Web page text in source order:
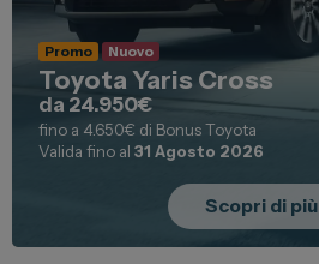
Promo Nuovo
Toyota Yaris Cross
da 24.950€
fino a 4.650€ di Bonus Toyota
Valida fino al31 Agosto 2026
Scopri di più